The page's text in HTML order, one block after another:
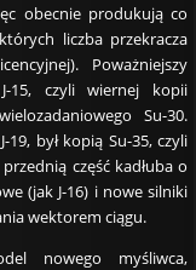
obecnie produkują co
liczba przekracza
Poważniejszy
15, czyli wiernej kopii
Su-30.
był kopią Su-35, czyli
część kadłuba o
(jak J-16) i nowe silniki
wektorem ciągu.
nowego myśliwca,